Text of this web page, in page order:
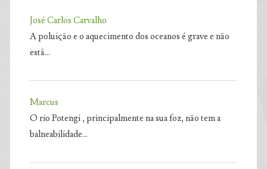
José Carlos Carvalho
A poluição e o aquecimento dos oceanos é grave e não
está…
Marcus
O rio Potengi , principalmente na sua foz, não tem a
balneabilidade…